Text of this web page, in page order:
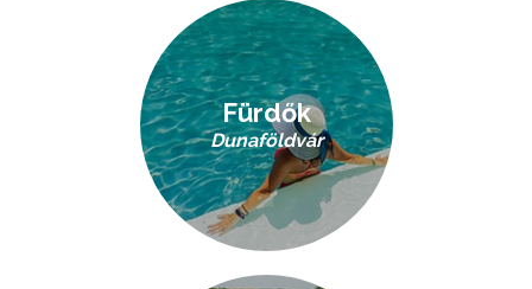
Fürdők
Dunaföldvár